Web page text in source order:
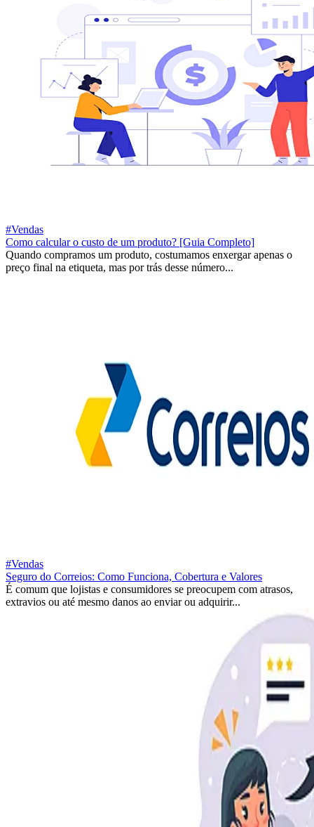
#Vendas
Como calcular o custo de um produto? [Guia Completo]
Quando compramos um produto, costumamos enxergar apenas o
preço final na etiqueta, mas por trás desse número...
#Vendas
Seguro do Correios: Como Funciona, Cobertura e Valores
É comum que lojistas e consumidores se preocupem com atrasos,
extravios ou até mesmo danos ao enviar ou adquirir...